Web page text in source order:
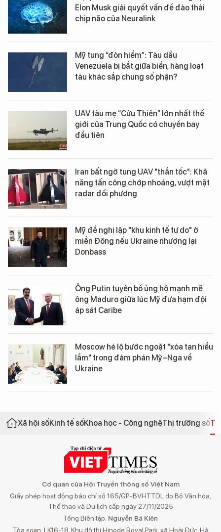
Elon Musk giải quyết vấn đề đào thải
chip não của Neuralink
Mỹ tung “đòn hiểm”: Tàu dầu
Venezuela bị bắt giữa biển, hàng loạt
tàu khác sắp chung số phận?
UAV tàu mẹ “Cửu Thiên” lớn nhất thế
giới của Trung Quốc có chuyến bay
đầu tiên
Iran bất ngờ tung UAV "thần tốc": Khả
năng tấn công chớp nhoáng, vượt mặt
radar đối phương
Mỹ đề nghị lập "khu kinh tế tự do" ở
miền Đông nếu Ukraine nhượng lại
Donbass
Ông Putin tuyên bố ủng hộ mạnh mẽ
ông Maduro giữa lúc Mỹ đưa hạm đội
áp sát Caribe
Moscow hé lộ bước ngoặt "xóa tan hiểu
lầm" trong đàm phán Mỹ–Nga về
Ukraine
Xã hội sốKinh tế sốKhoa học - Công nghệThị trường số
Cơ quan của Hội Truyền thông số Việt Nam
Giấy phép hoạt động báo chí số 165/GP-BVHTTDL do Bộ Văn hóa,
Thể thao và Du lịch cấp ngày 27/11/2025
Tổng Biên tập: Nguyễn Bá Kiên
Tòa soạn: LK16-18, Khu đô thị Hinode Royal Park, xã Hoài Đức, Hà